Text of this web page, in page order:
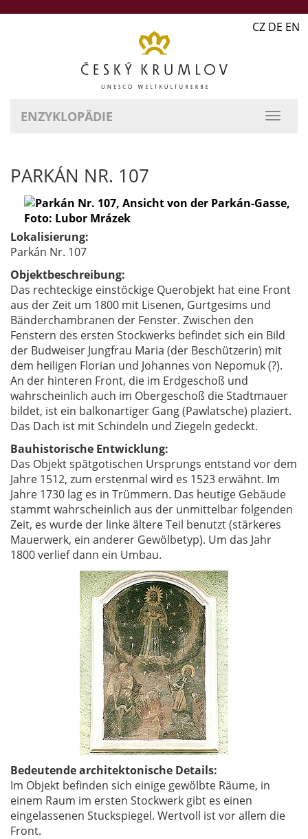
CZ DE EN
ENZYKLOPÄDIE
PARKÁN NR. 107
Lokalisierung:
Parkán Nr. 107
Objektbeschreibung:
Das rechteckige einstöckige Querobjekt hat eine Front
aus der Zeit um 1800 mit Lisenen, Gurtgesims und
Bänderchambranen der Fenster. Zwischen den
Fenstern des ersten Stockwerks befindet sich ein Bild
der Budweiser Jungfrau Maria (der Beschützerin) mit
dem heiligen Florian und Johannes von Nepomuk (?).
An der hinteren Front, die im Erdgeschoß und
wahrscheinlich auch im Obergeschoß die Stadtmauer
bildet, ist ein balkonartiger Gang (Pawlatsche) plaziert.
Das Dach ist mit Schindeln und Ziegeln gedeckt.
Bauhistorische Entwicklung:
Das Objekt spätgotischen Ursprungs entstand vor dem
Jahre 1512, zum erstenmal wird es 1523 erwähnt. Im
Jahre 1730 lag es in Trümmern. Das heutige Gebäude
stammt wahrscheinlich aus der unmittelbar folgenden
Zeit, es wurde der linke ältere Teil benutzt (stärkeres
Mauerwerk, ein anderer Gewölbetyp). Um das Jahr
1800 verlief dann ein Umbau.
Bedeutende architektonische Details:
Im Objekt befinden sich einige gewölbte Räume, in
einem Raum im ersten Stockwerk gibt es einen
eingelassenen Stuckspiegel. Wertvoll ist vor allem die
Front.